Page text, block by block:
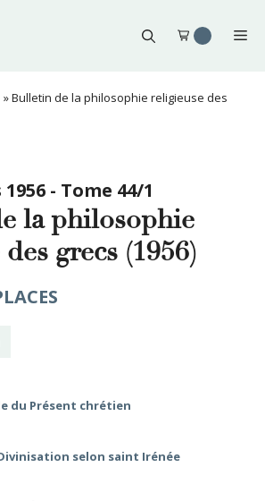
»Bulletin de la philosophie religieuse des
- Tome 44/1
la philosophie
grecs (1956)
du Présent chrétien
selon saint Irénée